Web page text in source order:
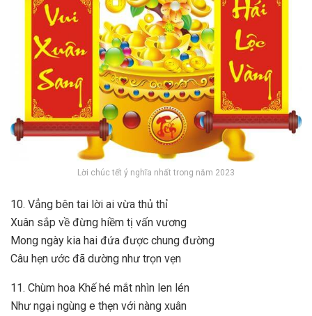
Lời chúc tết ý nghĩa nhất trong năm 2023
10. Vẳng bên tai lời ai vừa thủ thỉ
Xuân sắp về đừng hiềm tị vấn vương
Mong ngày kia hai đứa được chung đường
Câu hẹn ước đã dường như trọn vẹn
11. Chùm hoa Khế hé mắt nhìn len lén
Như ngại ngùng e thẹn với nàng xuân